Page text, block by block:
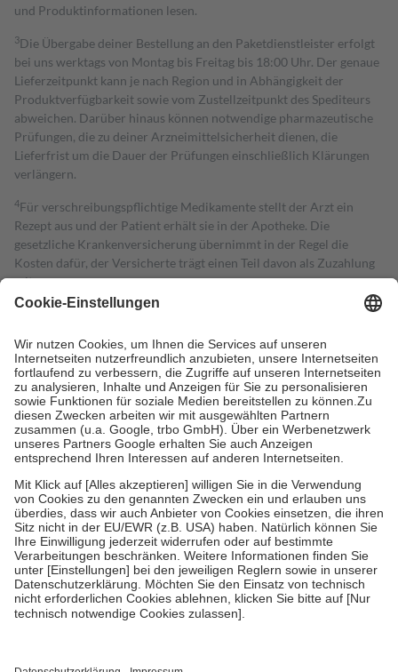
und Produktinformationen lesen.
3Die Übergabe deiner Bestellung an den Paketdienstleister erfolgt
bei uns werktags von Montag bis Freitag bis 18:00 Uhr. Der genaue
Lieferzeitpunkt kann je nach Region und in Abhängigkeit der
Produktverfügbarkeit sowie vom Zustellzeitpunkt des Spediteurs
abweichen. Darüber hinaus können notwendige pharmazeutische
Prüfungen, die zu deiner Arzneimittelsicherheit dienen, die
Lieferfrist um die Dauer der Prüfungen einschließlich Klärungen
verlängern.
4Für verschreibungspflichtige Medikamente stellt der Arzt ein
Rezept aus und der Patient erhält sie in der Apotheke. Die
gesetzliche Krankenversicherung übernimmt in der Regel die
Kosten dafür, der Versicherte trägt einen Teil davon als Zuzahlung
mit.
Grundsätzlich leisten Mitglieder Zuzahlungen in Höhe von zehn
höchstens zehn Euro.
Es sind jedoch nie mehr als die tatsächlichen
Kosten der Leistung zu entrichten.
Diese Regeln gelten grundsätzlich auch für Online-Apotheken.
Bei Heilmitteln und häuslicher Krankenpflege beträgt die
Zuzahlung zehn Prozent der Kosten sowie zehn Euro je
Verordnung.
Um das Engagement der Versicherten für ihre eigene Gesundheit zu
stärken und die besondere Stellung der Familie zu unterstützen,
fallenkeine Zuzahlungenan bei:
• Kindern und Jugendlichen bis zum vollendeten 18. Lebensjahr
mit Ausnahme der Fahrkosten
• Untersuchungen zur Vorsorge und Früherkennung, die von der
GKV getragen werden
• empfohlenen Schutzimpfungen
• Harn- und Blutteststreifen
getroffen, um sicherzustellen, dass es sich um echte Bewertungen